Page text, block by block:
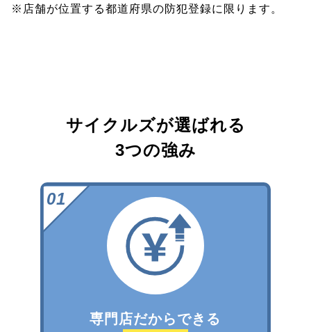
※店舗が位置する都道府県の防犯登録に限ります。
サイクルズが選ばれる
3つの強み
専門店だからできる